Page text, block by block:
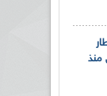
700 إخطار
منذ